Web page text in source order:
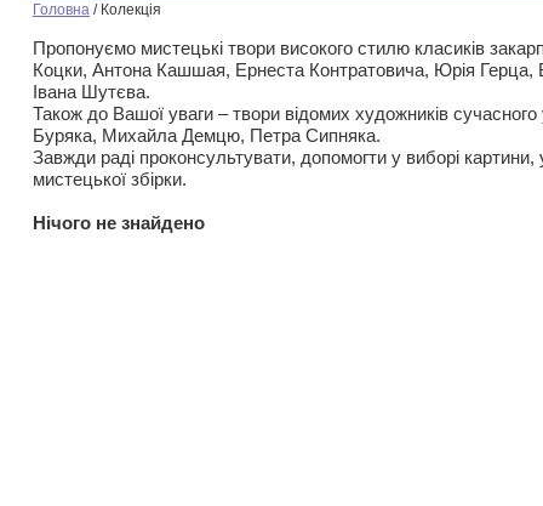
Головна / Колекція
Пропонуємо мистецькі твори високого стилю класиків
Коцки, Антона Кашшая, Ернеста Контратовича, Юрія
Івана Шутєва.
Також до Вашої уваги – твори відомих художників
Буряка, Михайла Демцю, Петра Сипняка.
Завжди раді проконсультувати, допомогти у виборі картини,
мистецької збірки.
Нiчого не знайдено